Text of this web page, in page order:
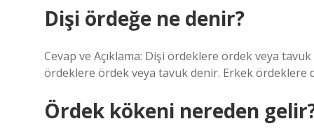
Dişi ördeğe ne denir?
Cevap ve Açıklama: Dişi ördeklere ördek veya
ördeklere ördek veya tavuk denir. Erkek ördeklere
Ördek kökeni nereden